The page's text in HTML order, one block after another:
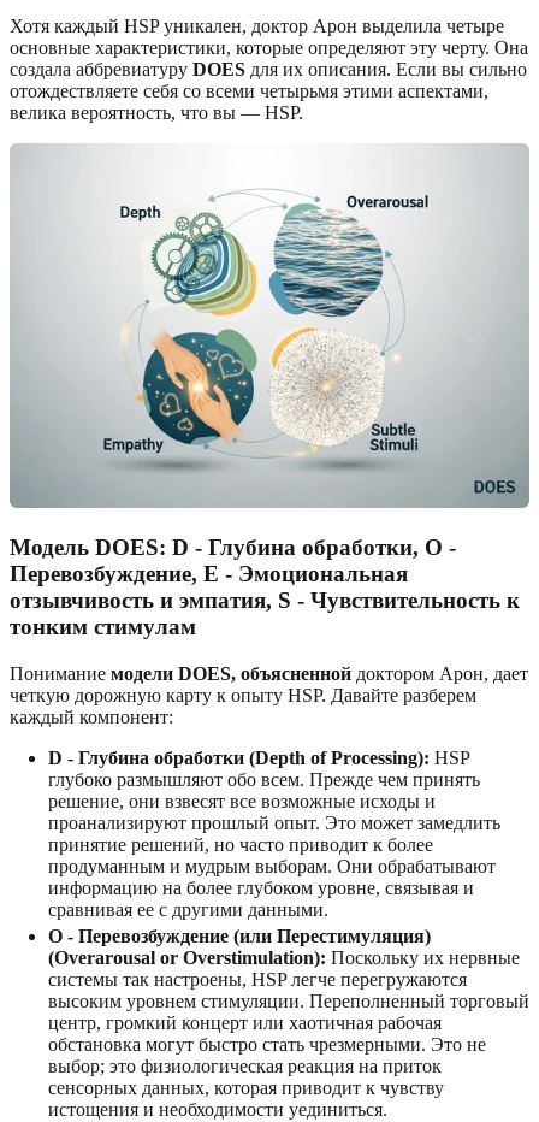
Хотя каждый HSP уникален, доктор Арон выделила четыре
основные характеристики, которые определяют эту черту. Она
создала аббревиатуру DOES для их описания. Если вы сильно
отождествляете себя со всеми четырьмя этими аспектами,
велика вероятность, что вы — HSP.
Модель DOES: D - Глубина обработки, O -
Перевозбуждение, E - Эмоциональная
отзывчивость и эмпатия, S - Чувствительность к
тонким стимулам
Понимание модели DOES, объясненной доктором Арон, дает
четкую дорожную карту к опыту HSP. Давайте разберем
каждый компонент:
D - Глубина обработки (Depth of Processing): HSP
глубоко размышляют обо всем. Прежде чем принять
решение, они взвесят все возможные исходы и
проанализируют прошлый опыт. Это может замедлить
принятие решений, но часто приводит к более
продуманным и мудрым выборам. Они обрабатывают
информацию на более глубоком уровне, связывая и
сравнивая ее с другими данными.
O - Перевозбуждение (или Перестимуляция)
(Overarousal or Overstimulation): Поскольку их нервные
системы так настроены, HSP легче перегружаются
высоким уровнем стимуляции. Переполненный торговый
центр, громкий концерт или хаотичная рабочая
обстановка могут быстро стать чрезмерными. Это не
выбор; это физиологическая реакция на приток
сенсорных данных, которая приводит к чувству
истощения и необходимости уединиться.